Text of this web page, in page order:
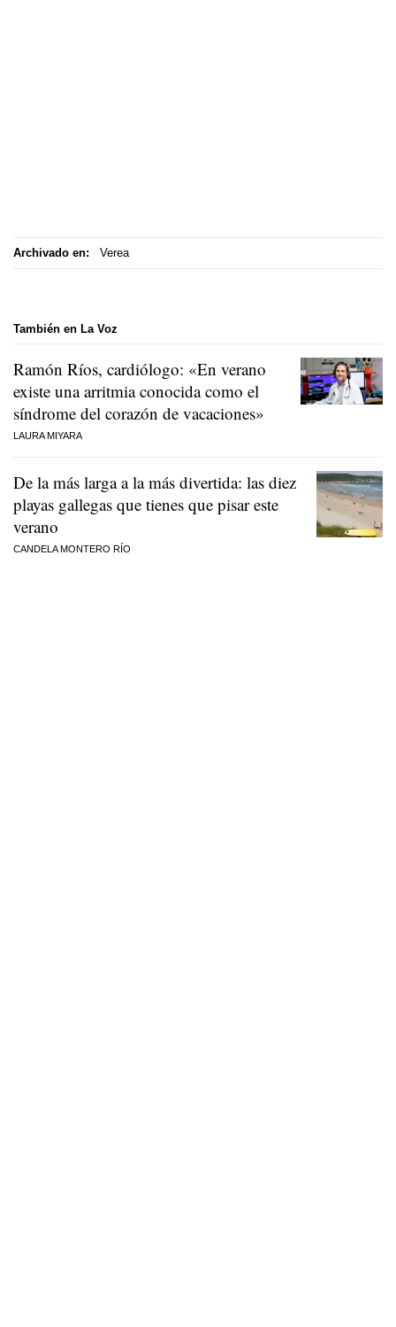
Archivado en: Verea
También en La Voz
Ramón Ríos, cardiólogo: «En verano
existe una arritmia conocida como el
síndrome del corazón de vacaciones»
LAURA MIYARA
De la más larga a la más divertida: las diez
playas gallegas que tienes que pisar este
verano
CANDELA MONTERO RÍO